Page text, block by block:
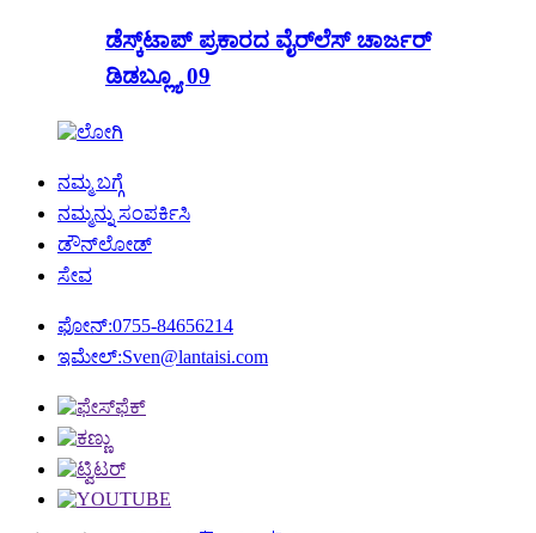
ಡೆಸ್ಕ್‌ಟಾಪ್ ಪ್ರಕಾರದ ವೈರ್‌ಲೆಸ್ ಚಾರ್ಜರ್
ಡಿಡಬ್ಲ್ಯೂ 09
ನಮ್ಮ ಬಗ್ಗೆ
ನಮ್ಮನ್ನು ಸಂಪರ್ಕಿಸಿ
ಡೌನ್‌ಲೋಡ್
ಸೇವ
ಫೋನ್:0755-84656214
ಇಮೇಲ್:Sven@lantaisi.com